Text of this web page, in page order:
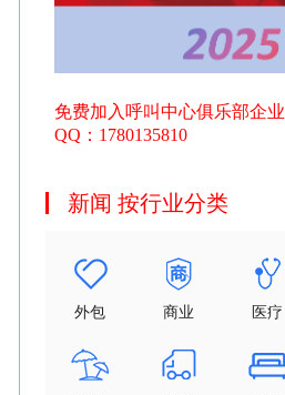
免费加入呼叫中心俱乐部企业
QQ：1780135810
新闻 按行业分类
外包 商业 医疗